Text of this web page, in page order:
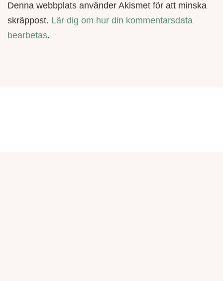
Denna webbplats använder Akismet för att minska
skräppost. Lär dig om hur din kommentarsdata
bearbetas.